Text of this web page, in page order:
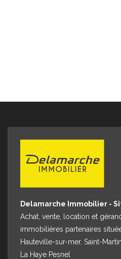
Hauteville-sur-mer, 1 avenue
Delamarche Immobilier -
Achat, vente, location et
immobilières partenaires
Hauteville-sur-mer, Saint-
La Haye Pesnel